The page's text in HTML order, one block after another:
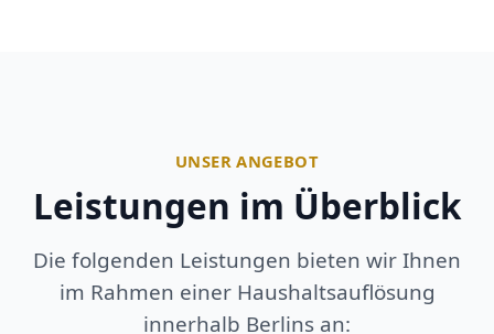
UNSER ANGEBOT
Leistungen im Überblick
Die folgenden Leistungen bieten wir Ihnen
im Rahmen einer Haushaltsauflösung
innerhalb Berlins an: